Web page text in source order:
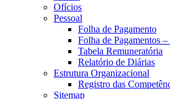
Ofícios
Pessoal
Folha de Pagamento
Folha de Pagamentos
Tabela Remuneratória
Relatório de Diárias
Estrutura Organizacional
Registro das
Sitemap